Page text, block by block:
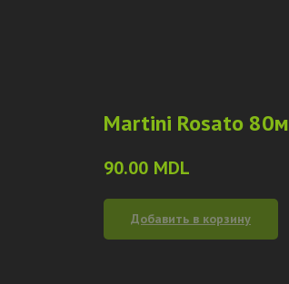
Martini Rosato
90.00 MDL
Добавить в корзину